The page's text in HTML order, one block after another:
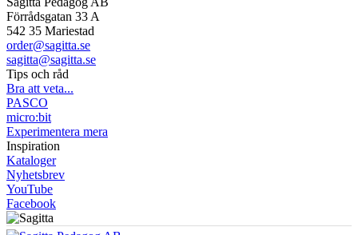
Förrådsgatan 33 A
542 35 Mariestad
order@sagitta.se
sagitta@sagitta.se
Tips och råd
Bra att veta...
PASCO
micro:bit
Experimentera mera
Inspiration
Kataloger
Nyhetsbrev
YouTube
Facebook